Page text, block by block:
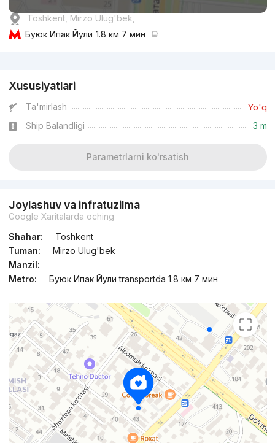
Toshkent, Mirzo Ulug'bek,
Буюк Ипак Йули 1.8 км 7 мин
Xususiyatlari
Ta'mirlash Yo'q
Ship Balandligi 3 m
Parametrlarni ko'rsatish
Joylashuv va infratuzilma
Google Xaritalarda oching
Shahar:
Toshkent
Tuman:
Mirzo Ulug'bek
Manzil:
Metro:
Буюк Ипак Йули transportda 1.8 км 7 мин